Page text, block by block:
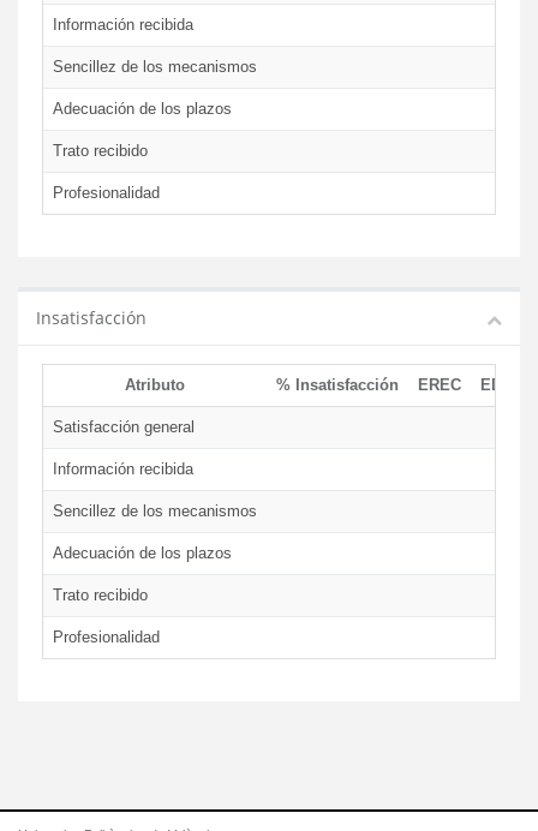
Información recibida
Sencillez de los mecanismos
Adecuación de los plazos
Trato recibido
Profesionalidad
Insatisfacción
Atributo % Insatisfacción EREC EDCEN
Satisfacción general
Información recibida
Sencillez de los mecanismos
Adecuación de los plazos
Trato recibido
Profesionalidad